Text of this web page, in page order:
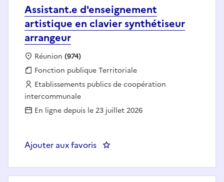
Assistant.e d'enseignement
artistique en clavier synthétiseur
arrangeur
Localisation :
Réunion (974)
Fonction publique :
Fonction publique Territoriale
Employeur :
Etablissements publics de coopération
intercommunale
En ligne depuis le 23 juillet 2026
Ajouter aux favoris : Assistant.e d'enseignement